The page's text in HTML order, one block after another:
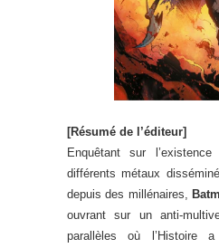
[Résumé de l’éditeur]
Enquêtant sur
différents métaux
depuis des millénaires,
ouvrant sur un anti-
parallèles où l’Histoire